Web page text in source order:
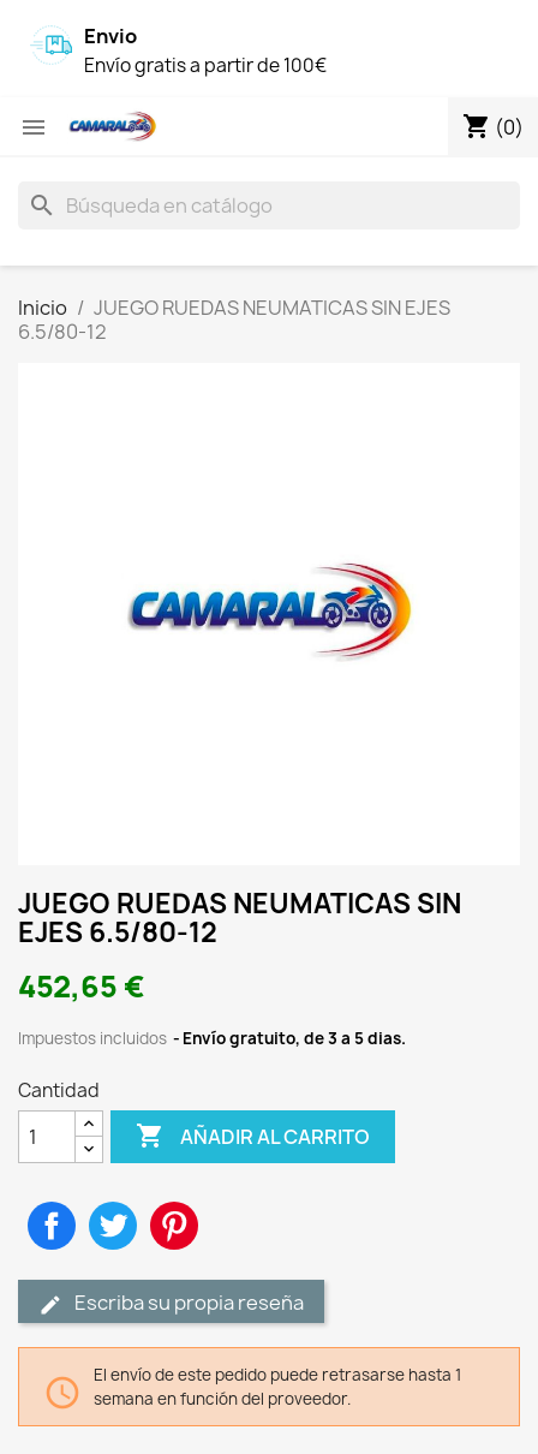
Envio
Envío gratis a partir de 100€
 shopping_cart (0)
search
Inicio
JUEGO RUEDAS NEUMATICAS SIN EJES
6.5/80-12
JUEGO RUEDAS NEUMATICAS SIN
EJES 6.5/80-12
452,65 €
Impuestos incluidos Envío gratuito, de 3 a 5 dias.
Cantidad
 AÑADIR AL CARRITO
CompartirTuitear
Escriba su propia reseña

El envío de este pedido puede retrasarse hasta 1
semana en función del proveedor.